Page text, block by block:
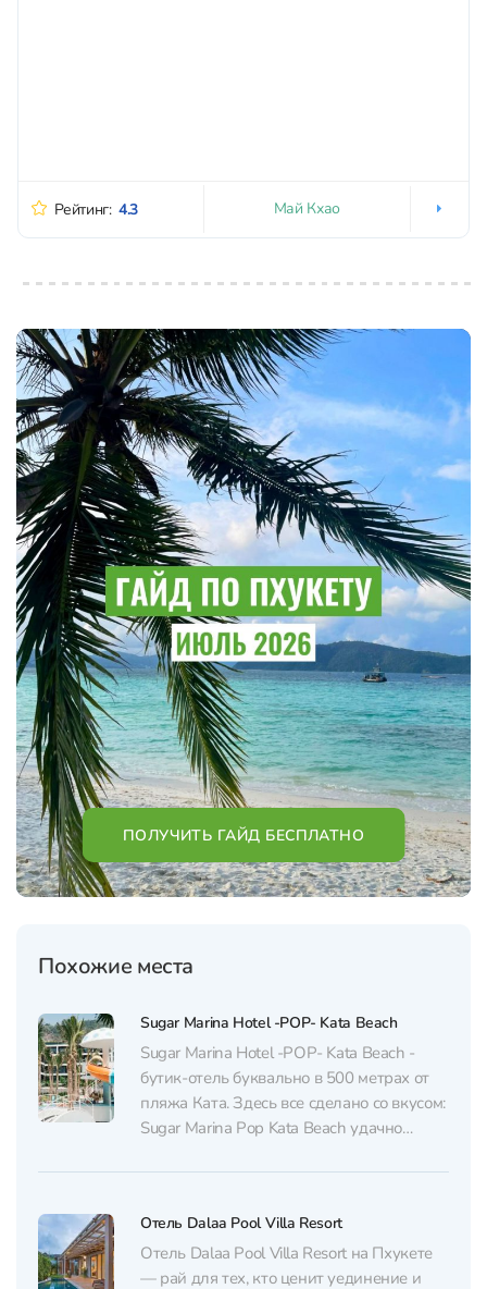
Рейтинг: 4.3 Май Кхао
ПОЛУЧИТЬ ГАЙД БЕСПЛАТНО
Похожие места
Sugar Marina Hotel -POP- Kata Beach
Sugar Marina Hotel -POP- Kata Beach -
бутик-отель буквально в 500 метрах от
пляжа Ката. Здесь все сделано со вкусом:
Sugar Marina Pop Kata Beach удачно
поп-культуры и продуманные удобства
отеле 209 стильных номеров в 12 разных
конфигурациях: Завтракать,...
Отель Dalaa Pool Villa Resort
Отель Dalaa Pool Villa Resort на Пхукете
— рай для тех, кто ценит уединение и